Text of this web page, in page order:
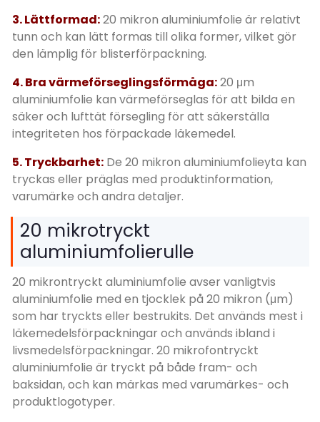
3. Lättformad:20 mikron aluminiumfolie är relativt
tunn och kan lätt formas till olika former, vilket gör
den lämplig för blisterförpackning.
4. Bra värmeförseglingsförmåga:20 μm
aluminiumfolie kan värmeförseglas för att bilda en
säker och lufttät försegling för att säkerställa
integriteten hos förpackade läkemedel.
5. Tryckbarhet: De 20 mikron aluminiumfolieyta kan
tryckas eller präglas med produktinformation,
varumärke och andra detaljer.
20 mikrotryckt
aluminiumfolierulle
20 mikrontryckt aluminiumfolie avser vanligtvis
aluminiumfolie med en tjocklek på 20 mikron (μm)
som har tryckts eller bestrukits. Det används mest i
läkemedelsförpackningar och används ibland i
livsmedelsförpackningar. 20 mikrofontryckt
aluminiumfolie är tryckt på både fram- och
baksidan, och kan märkas med varumärkes- och
produktlogotyper.